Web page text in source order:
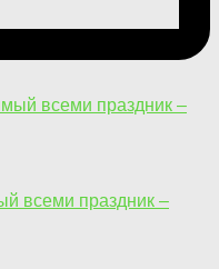
всеми праздник –